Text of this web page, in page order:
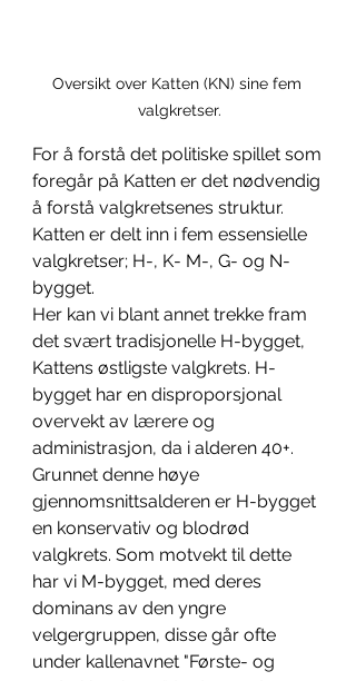
Oversikt over Katten (KN) sine fem
valgkretser.
For å forstå det politiske spillet som
foregår på Katten er det nødvendig
å forstå valgkretsenes struktur.
Katten er delt inn i fem essensielle
valgkretser; H-, K- M-, G- og N-
bygget.
Her kan vi blant annet trekke fram
det svært tradisjonelle H-bygget,
Kattens østligste valgkrets. H-
bygget har en disproporsjonal
overvekt av lærere og
administrasjon, da i alderen 40+.
Grunnet denne høye
gjennomsnittsalderen er H-bygget
en konservativ og blodrød
valgkrets. Som motvekt til dette
har vi M-bygget, med deres
dominans av den yngre
velgergruppen, disse går ofte
under kallenavnet "Første- og